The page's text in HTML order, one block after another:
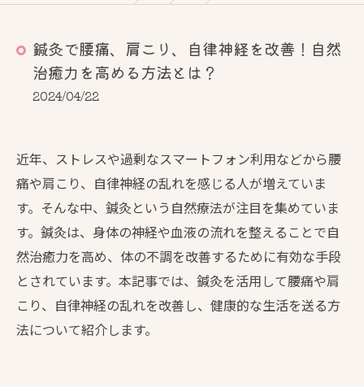
鍼灸で腰痛、肩こり、自律神経を改善！自然
治癒力を高める方法とは？
2024/04/22
近年、ストレスや過剰なスマートフォン利用などから腰
痛や肩こり、自律神経の乱れを感じる人が増えていま
す。そんな中、鍼灸という自然療法が注目を集めていま
す。鍼灸は、身体の神経や血液の流れを整えることで自
然治癒力を高め、体の不調を改善するために有効な手段
とされています。本記事では、鍼灸を活用して腰痛や肩
こり、自律神経の乱れを改善し、健康的な生活を送る方
法について紹介します。